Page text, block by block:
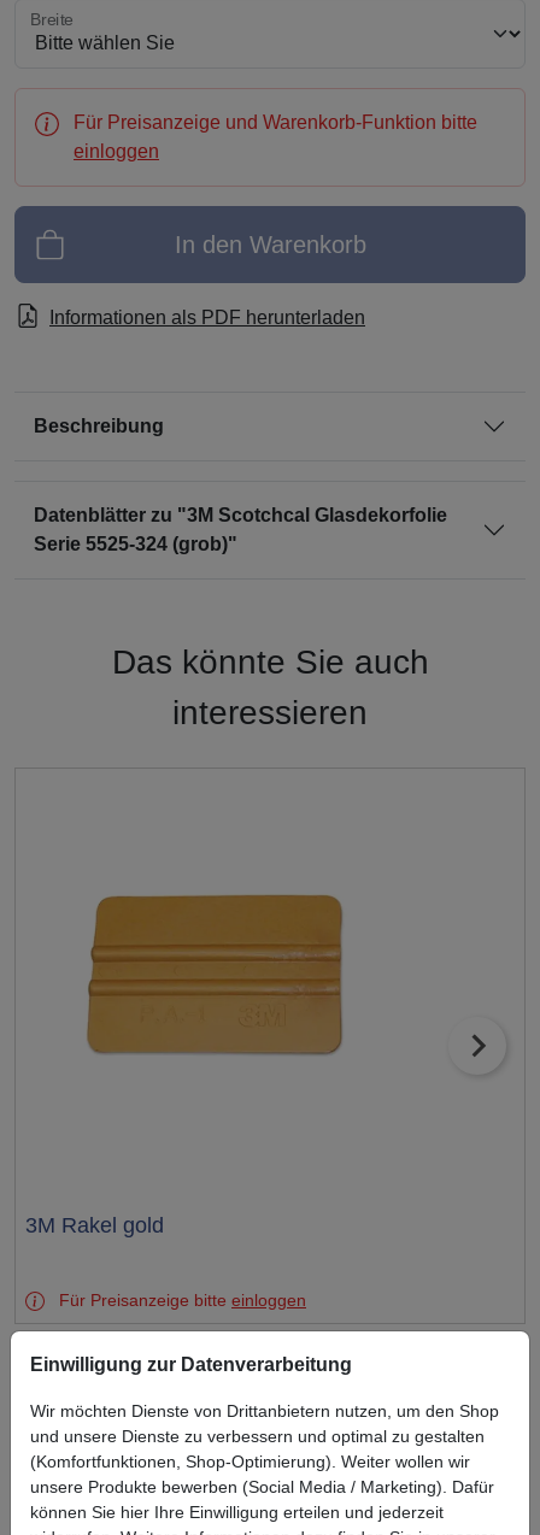
Breite wählen
Breite
Für Preisanzeige und Warenkorb-Funktion bitte
einloggen
In den Warenkorb
Informationen als PDF herunterladen
Beschreibung
Datenblätter zu "3M Scotchcal Glasdekorfolie
Serie 5525-324 (grob)"
Das könnte Sie auch
interessieren
Test
3M Rakel gold
Für Preisanzeige bitte einloggen
Zuletzt angesehen
Einwilligung zur Datenverarbeitung
Wir möchten Dienste von Drittanbietern nutzen, um den Shop
und unsere Dienste zu verbessern und optimal zu gestalten
(Komfortfunktionen, Shop-Optimierung). Weiter wollen wir
unsere Produkte bewerben (Social Media / Marketing). Dafür
können Sie hier Ihre Einwilligung erteilen und jederzeit